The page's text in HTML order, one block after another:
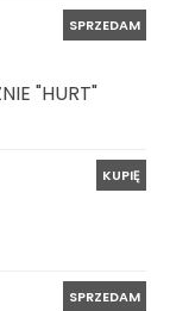
SPRZEDAM
"HURT"
KUPIĘ
SPRZEDAM